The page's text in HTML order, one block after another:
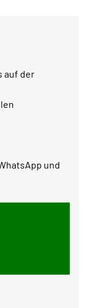
auf der
und